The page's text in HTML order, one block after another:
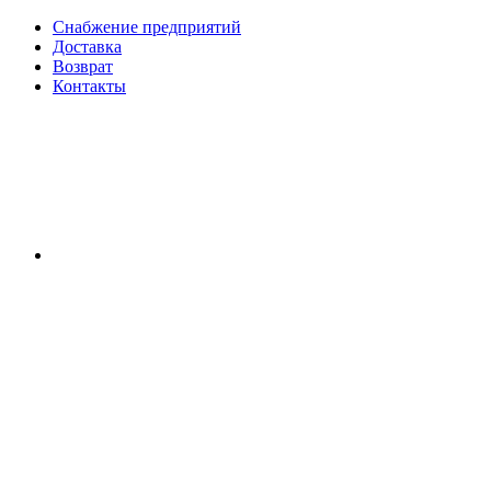
Снабжение предприятий
Доставка
Возврат
Контакты